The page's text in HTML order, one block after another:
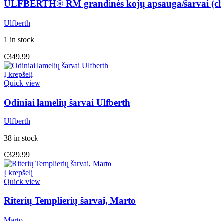
ULFBERTH® RM grandinės kojų apsauga/šarvai
Ulfberth
1 in stock
€349.99
Į krepšelį
Quick view
Odiniai lamelių šarvai Ulfberth
Ulfberth
38 in stock
€329.99
Į krepšelį
Quick view
Riterių Templierių šarvai, Marto